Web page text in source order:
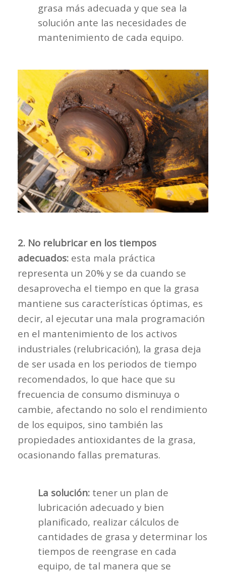
grasa más adecuada y que sea la
solución ante las necesidades de
mantenimiento de cada equipo.
2. No relubricar en los tiempos
adecuados: esta mala práctica
representa un 20% y se da cuando se
desaprovecha el tiempo en que la grasa
mantiene sus características óptimas, es
decir, al ejecutar una mala programación
en el mantenimiento de los activos
industriales (relubricación), la grasa deja
de ser usada en los periodos de tiempo
recomendados, lo que hace que su
frecuencia de consumo disminuya o
cambie, afectando no solo el rendimiento
de los equipos, sino también las
propiedades antioxidantes de la grasa,
ocasionando fallas prematuras.
La solución: tener un plan de
lubricación adecuado y bien
planificado, realizar cálculos de
cantidades de grasa y determinar los
tiempos de reengrase en cada
equipo, de tal manera que se